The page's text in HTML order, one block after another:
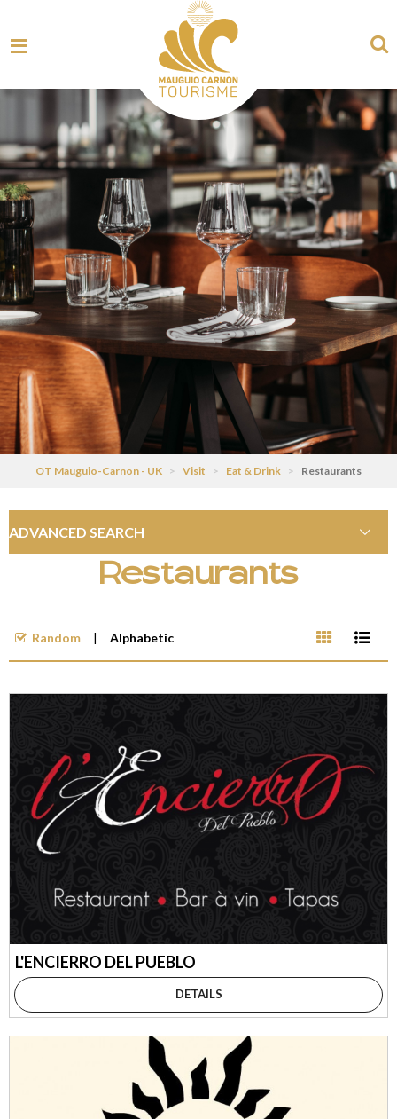
OT Mauguio-Carnon - UK > Visit > Eat & Drink > Restaurants
ADVANCED SEARCH
Restaurants
Random Alphabetic
L'ENCIERRO DEL PUEBLO
DETAILS